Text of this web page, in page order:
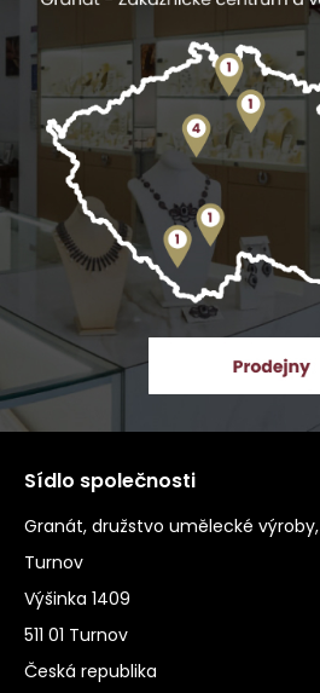
Sídlo společnosti
Granát, družstvo umělecké výroby,
Turnov
Výšinka 1409
511 01 Turnov
Česká republika